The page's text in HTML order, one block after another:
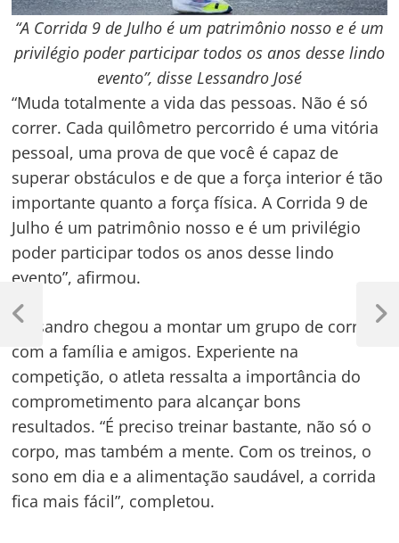
“A Corrida 9 de Julho é um patrimônio nosso e é um
privilégio poder participar todos os anos desse lindo
evento”, disse Lessandro José
“Muda totalmente a vida das pessoas. Não é só
correr. Cada quilômetro percorrido é uma vitória
pessoal, uma prova de que você é capaz de
superar obstáculos e de que a força interior é tão
importante quanto a força física. A Corrida 9 de
Julho é um patrimônio nosso e é um privilégio
poder participar todos os anos desse lindo
evento”, afirmou.
Lessandro chegou a montar um grupo de corrida
com a família e amigos. Experiente na
competição, o atleta ressalta a importância do
comprometimento para alcançar bons
resultados. “É preciso treinar bastante, não só o
corpo, mas também a mente. Com os treinos, o
sono em dia e a alimentação saudável, a corrida
fica mais fácil”, completou.
Navegação
de
Post
Previous
Next